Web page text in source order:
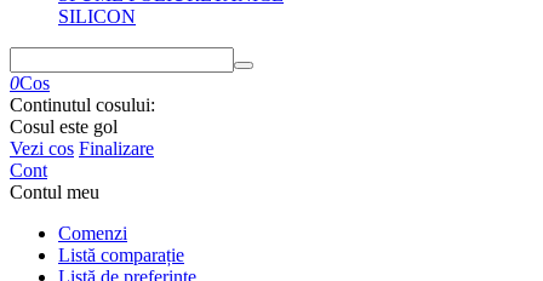
SILICON
0Cos
Continutul cosului:
Cosul este gol
Vezi cos Finalizare
Cont
Contul meu
Comenzi
Listă comparație
Listă de preferințe